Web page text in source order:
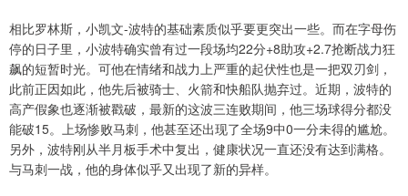
相比罗林斯，小凯文-波特的基础素质似乎要更突出一些。而在字母伤
停的日子里，小波特确实曾有过一段场均22分+8助攻+2.7抢断战力狂
飙的短暂时光。可他在情绪和战力上严重的起伏性也是一把双刃剑，
此前正因如此，他先后被骑士、火箭和快船队抛弃过。近期，波特的
高产假象也逐渐被戳破，最新的这波三连败期间，他三场球得分都没
能破15。上场惨败马刺，他甚至还出现了全场9中0一分未得的尴尬。
另外，波特刚从半月板手术中复出，健康状况一直还没有达到满格。
与马刺一战，他的身体似乎又出现了新的异样。